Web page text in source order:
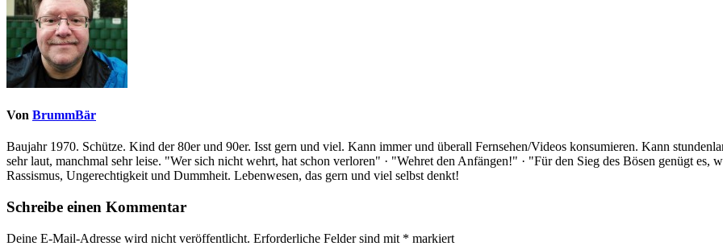
Von BrummBär
Baujahr 1970. Schütze. Kind der 80er und 90er. Isst gern und viel. Kann immer und überall Fernsehen/Videos konsumieren. Kann
sehr laut, manchmal sehr leise. "Wer sich nicht wehrt, hat schon verloren" · "Wehret den Anfängen!" · "Für den Sieg des Bösen genügt es,
Rassismus, Ungerechtigkeit und Dummheit. Lebenwesen, das gern und viel selbst denkt!
Schreibe einen Kommentar
Deine E-Mail-Adresse wird nicht veröffentlicht. Erforderliche Felder sind mit * markiert